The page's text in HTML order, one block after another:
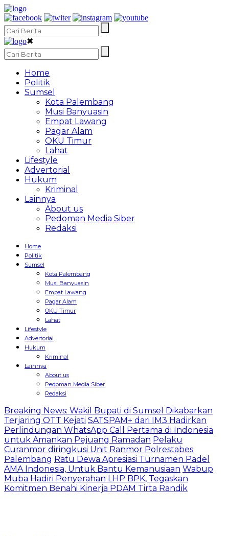
✖
Home
Politik
Sumsel
Kota Palembang
Musi Banyuasin
Empat Lawang
Pagar Alam
OKU Timur
Lahat
Lifestyle
Advertorial
Hukum
Kriminal
Lainnya
About us
Pedoman Media Siber
Redaksi
Home
Politik
Sumsel
Kota Palembang
Musi Banyuasin
Empat Lawang
Pagar Alam
OKU Timur
Lahat
Lifestyle
Advertorial
Hukum
Kriminal
Lainnya
About us
Pedoman Media Siber
Redaksi
Breaking News: Wakil Bupati di Sumsel Dikabarkan
Terjaring OTT Kejati SATSPAM+ dari IM3 Hadirkan
Perlindungan WhatsApp Call Pertama di Indonesia
untuk Amankan Pejuang Ramadan Pelaku
Curanmor diringkusi Unit Ranmor Polrestabes
Palembang Ratu Dewa Apresiasi Turnamen Padel
AMA Indonesia, Untuk Bantu Kemanusiaan Wabup
Muba Hadiri Penyerahan LHP BPK, Tegaskan
Komitmen Benahi Kinerja PDAM Tirta Randik